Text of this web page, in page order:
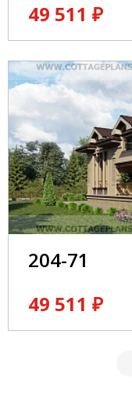
49 511 ₽
204-71
49 511 ₽